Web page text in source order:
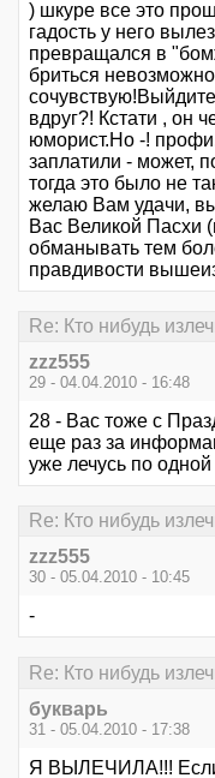
) шкуре все это
гадость у него
превращался в
бриться
вдруг?! Кстати , он
юморист.Но -!
заплатили - может,
тогда это было не
желаю Вам удачи,
Вас Великой Пасхи
обманывать тем
правдивости
Re: Кто нибудь
zzz555
29 - 04.04.2010 - 16:48
28 - Вас тоже с
еще раз за
уже лечусь по
Re: Кто нибудь
zzz555
30 - 05.04.2010 - 10:45
-
Re: Кто нибудь
букварь
31 - 05.04.2010 - 17:38
Я ВЫЛЕЧИЛА!!! Если